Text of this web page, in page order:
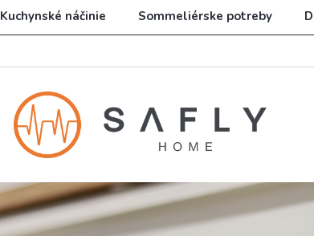
Kuchynské náčinie Sommeliérske potreby